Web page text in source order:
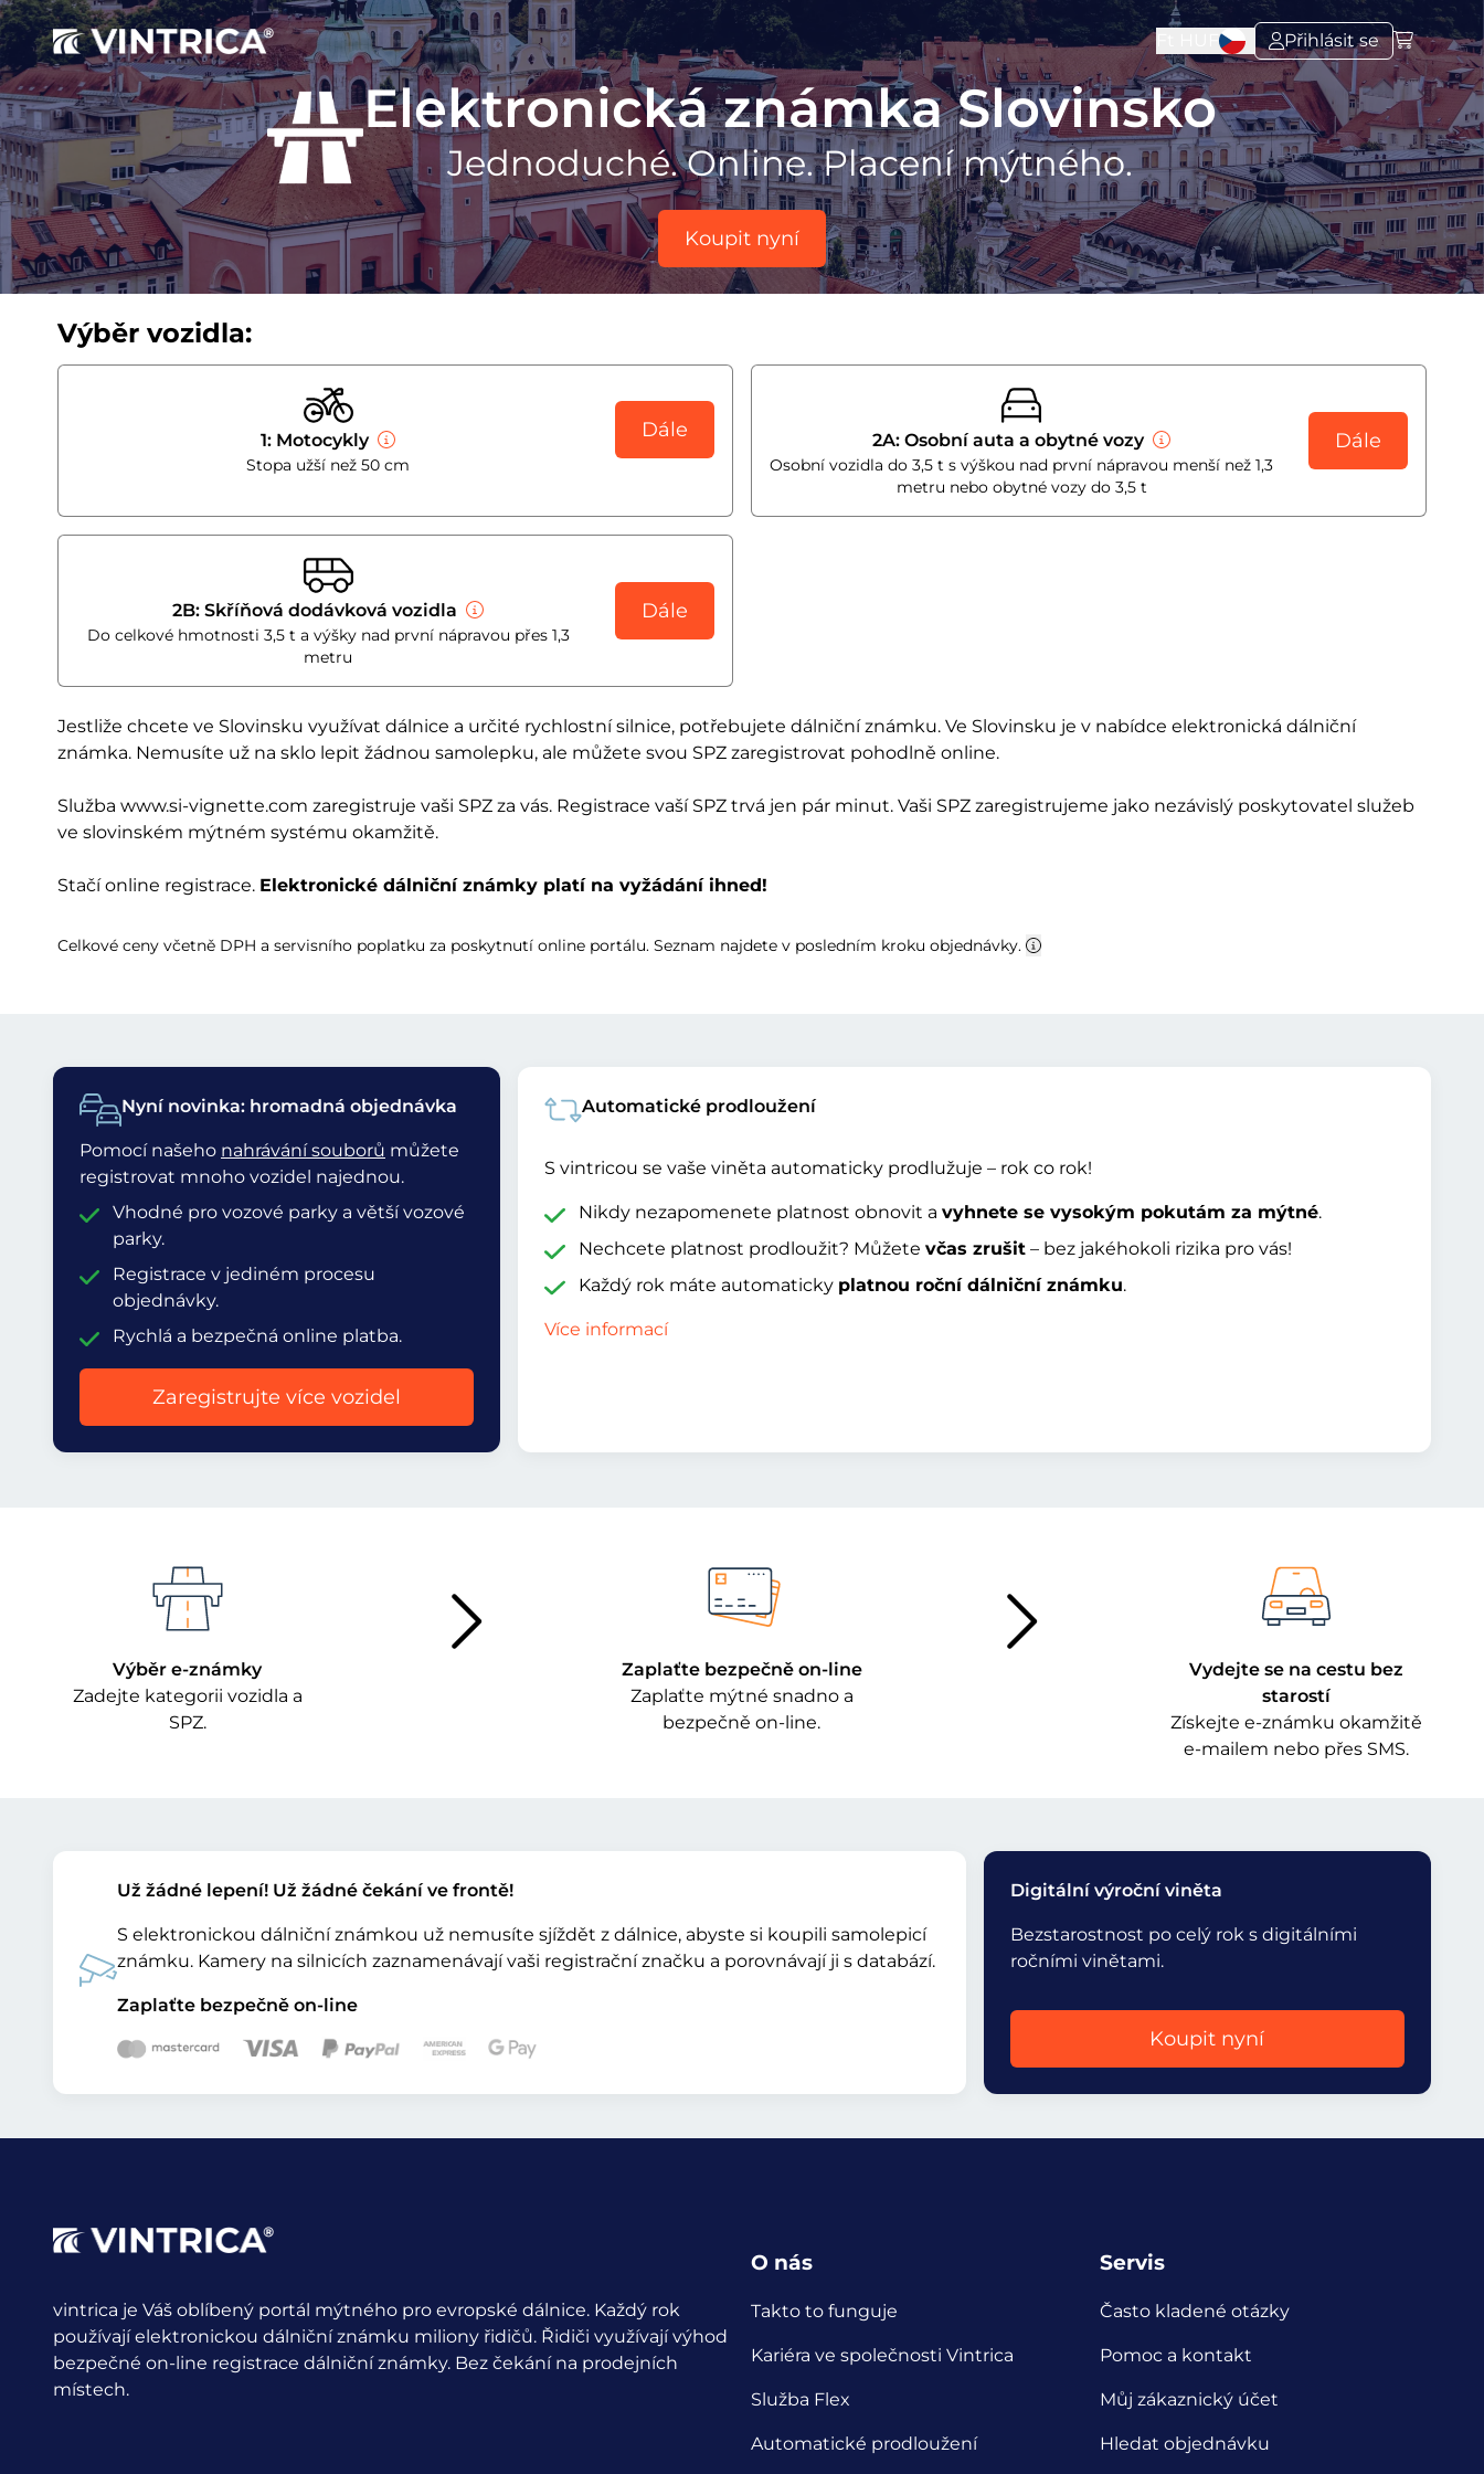
Přihlásit se
Elektronická známka Slovinsko
Jednoduché. Online. Placení mýtného.
Koupit nyní
Jestliže chcete ve Slovinsku využívat dálnice a určité rychlostní silnice, potřebujete dálniční známku. Ve Slovinsku je v nabídce elektronická dálniční
známka. Nemusíte už na sklo lepit žádnou samolepku, ale můžete svou SPZ zaregistrovat pohodlně online.
Služba www.si-vignette.com zaregistruje vaši SPZ za vás. Registrace vaší SPZ trvá jen pár minut. Vaši SPZ zaregistrujeme jako nezávislý poskytovatel služeb
ve slovinském mýtném systému okamžitě.
Stačí online registrace. Elektronické dálniční známky platí na vyžádání ihned!
Celkové ceny včetně DPH a servisního poplatku za poskytnutí online portálu. Seznam najdete v posledním kroku objednávky.
Výběr vozidla:
1: Motocykly
Stopa užší než 50 cm
Dále 2A: Osobní auta a obytné vozy
Osobní vozidla do 3,5 t s výškou nad první nápravou menší než 1,3
metru nebo obytné vozy do 3,5 t
Dále
2B: Skříňová dodávková vozidla
Do celkové hmotnosti 3,5 t a výšky nad první nápravou přes 1,3
metru
Dále
Nyní novinka: hromadná objednávka
Pomocí našeho nahrávání souborů můžete
registrovat mnoho vozidel najednou.
Vhodné pro vozové parky a větší vozové
parky.
Registrace v jediném procesu
objednávky.
Rychlá a bezpečná online platba.
Zaregistrujte více vozidel
Automatické prodloužení
S vintricou se vaše viněta automaticky prodlužuje – rok co rok!
Nikdy nezapomenete platnost obnovit a vyhnete se vysokým pokutám za mýtné.
Nechcete platnost prodloužit? Můžete včas zrušit– bez jakéhokoli rizika pro vás!
Každý rok máte automaticky platnou roční dálniční známku.
Více informací
Výběr e-známky
Zadejte kategorii vozidla a
SPZ.
Zaplaťte bezpečně on-line
Zaplaťte mýtné snadno a
bezpečně on-line.
Vydejte se na cestu bez
starostí
Získejte e-známku okamžitě
e-mailem nebo přes SMS.
Už žádné lepení! Už žádné čekání ve frontě!
S elektronickou dálniční známkou už nemusíte sjíždět z dálnice, abyste si koupili samolepicí
známku. Kamery na silnicích zaznamenávají vaši registrační značku a porovnávají ji s databází.
Zaplaťte bezpečně on-line
Digitální výroční viněta
Bezstarostnost po celý rok s digitálními
ročními vinětami.
Koupit nyní
vintrica je Váš oblíbený portál mýtného pro evropské dálnice. Každý rok
používají elektronickou dálniční známku miliony řidičů. Řidiči využívají výhod
bezpečné on-line registrace dálniční známky. Bez čekání na prodejních
místech.
O nás
Takto to funguje
Kariéra ve společnosti Vintrica
Služba Flex
Automatické prodloužení
Servis
Často kladené otázky
Pomoc a kontakt
Můj zákaznický účet
Hledat objednávku